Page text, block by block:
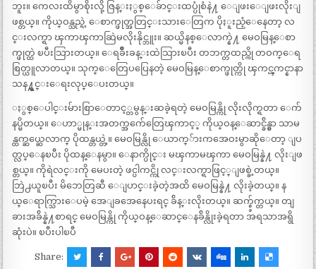
ဘူး။ ကေလးထိမွာစိုးလို့ ဇြန္းႏွစ္ေခ်ာင္းထပ္ပုံစံနဲ႔ ေျဖးေျဖးလိုးျ
ဖစ္တယ္။ ကိုယ္ဝန္သည္ရဲ့ ေစာက္ဖုတ္အတြင္းသားေတြက ပိုႏူးညံ့ေနေတာ့ လ
င္းလက္ရာ ၾကာၾကာဆြဲမလိုးနိုင္ဘူး။ ဆယ္မိနစ္ေလာက္နဲ႔ မေဝမြန္ေစာ
က္ဖုတ္ထဲ ၿပီးသြားတယ္။ ေရခ်ိဳးခန္းထဲသြားၿပီး တဘက္တထည္ကို တဝက္ေရ
စြတ္ယူလာတယ္။ သုက္ေတြေပပြေနတဲ့ မေဝမြန္ေစာက္ဖုတ္ကို ၾကင္ၾကင္နာနာ
သန႔္ရွင္းေရးလုပ္ေပးတယ္။
ႏွစ္ေပါင္းမ်ားစြာေတာင့္တမွန္းဆခဲ့ရတဲ့ မေဝမြန္ကို လိုးလိုက္ရတာ ေက်
နပ္မိတယ္။ ေဟာ္မုန္းအတက္အက်ေတြေၾကာင့္ ကိုယ္ဝန္ေဆာင္ခ်ိန္မွာ သာမ
န္ထက္ဆယ္ဆေလာက္ ပိုထန္တယ္တဲ့။ မေဝမြန္လို ေယာက္်ားကအေဝးမွာဆိုေတာ့ ျပ
တ္လပ္ေနၿပီး ပိုထန္ေနမွာ။ ေနာက္ပိုင္း မၾကာမၾကာ မေဝမြန္နဲ႔ လိုးျဖ
စ္တယ္။ ကိုရဲလင္းကို မေပးတဲ့ ဖင္ပါကင္ကို လင္းလက္ရာဖြင့္ျဖစ္ခဲ့တယ္။
ဘြဲ႕ယူၿပီး မိဘေတြဆီ ေျပာင္းခဲ့တဲ့အထိ မေဝမြန္နဲ႔ လိုးခဲ့တယ္။ န
ယ္ေရာက္သြားေပမဲ့ အေျခအေနေပးရင္ ခ်ိန္းလိုးတယ္။ ဆက္စ္ခ်က္တယ္။ တျ
ခားအခ်ိန္နဲ႔စာရင္ မေဝမြန္ကို ကိုယ္ဝန္ေဆာင္ေနခ်ိန္လိုးခဲ့ရတာ အရသာအရွိ
ဆုံးပဲ။ ၿပီးပါၿပီ
Share: